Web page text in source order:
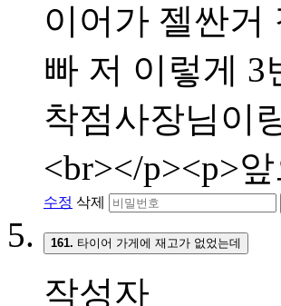
이어가 젤싼거
빠 저 이렇게 3
착점사장님이
<br></p><p>
수정 삭제
161. 타이어 가게에 재고가 없었는데
작성자